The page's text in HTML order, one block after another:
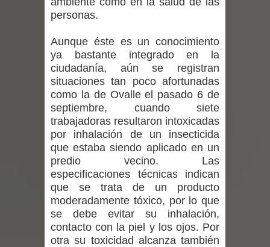
Mario Meza endurece críticas contra
ministra de Salud por dejar fuera a
Linares: “No dará la cara”
Seremi de Desarrollo Social y Familia
mantiene despliegue para apoyar a
niños y adolescentes durante la
emergencia.
Del anime al K-pop: especialistas U.
personas.
Aunque éste es un conocimiento
ya bastante integrado en la
ciudadanía, aún se registran
situaciones tan poco afortunadas
como la de Ovalle el pasado 6 de
septiembre, cuando siete
trabajadoras resultaron intoxicadas
por inhalación de un insecticida
que estaba siendo aplicado en un
predio vecino. Las
especificaciones técnicas indican
que se trata de un producto
moderadamente tóxico, por lo que
se debe evitar su inhalación,
contacto con la piel y los ojos. Por
otra su toxicidad alcanza también